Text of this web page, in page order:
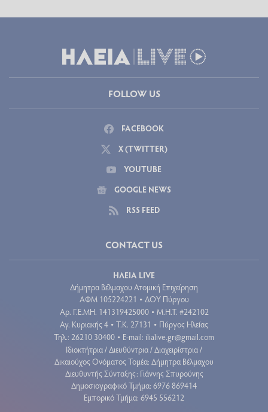
FOLLOW US
FACEBOOK
X (TWITTER)
YOUTUBE
GOOGLE NEWS
RSS FEED
CONTACT US
ΗΛΕΙΑ LIVE
Δήμητρα Βέλμαχου Ατομική Επιχείρηση
ΑΦΜ 105224221 • ΔΟΥ Πύργου
Aρ. Γ.Ε.ΜΗ. 141319425000 • Μ.Η.Τ. #242102
Αγ. Κυριακής 4 • Τ.Κ. 27131 • Πύργος Ηλείας
Τηλ.: 26210 30400 • E-mail: ilialive.gr@gmail.com
Ιδιοκτήτρια / Διευθύντρια / Διαχειρίστρια /
Δικαιούχος Ονόματος Τομέα: Δήμητρα Βέλμαχου
Διευθυντής Σύνταξης: Γιάννης Σπυρούνης
Δημοσιογραφικό Τμήμα: 6976 869414
Εμπορικό Τμήμα: 6945 556212